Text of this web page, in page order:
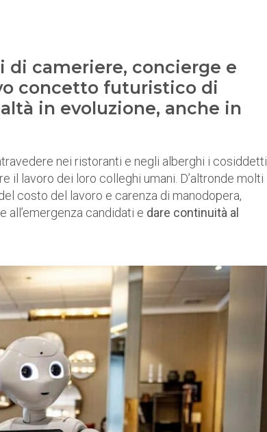
di cameriere, concierge e
concetto futuristico di
in evoluzione, anche in
nei ristoranti e negli alberghi i cosiddetti
lavoro dei loro colleghi umani. D’altronde molti
costo del lavoro e carenza di manodopera,
candidati e dare continuità al